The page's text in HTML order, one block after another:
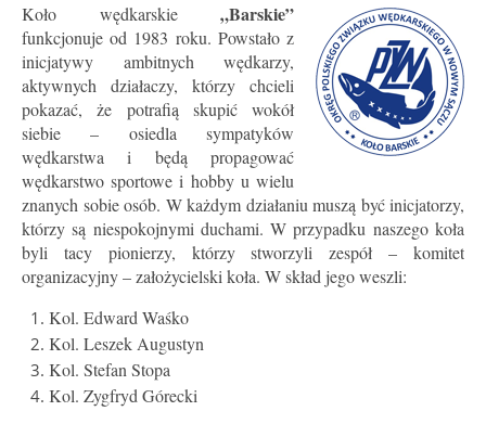
Koło wędkarskie „Barskie”
funkcjonuje od 1983 roku. Powstało z
inicjatywy ambitnych wędkarzy,
aktywnych działaczy, którzy chcieli
pokazać, że potrafią skupić wokół
siebie – osiedla sympatyków
wędkarstwa i będą propagować
wędkarstwo sportowe i hobby u wielu
znanych sobie osób. W każdym działaniu muszą być inicjatorzy,
którzy są niespokojnymi duchami. W przypadku naszego koła
byli tacy pionierzy, którzy stworzyli zespół – komitet
organizacyjny – założycielski koła. W skład jego weszli:
Kol. Edward Waśko
Kol. Leszek Augustyn
Kol. Stefan Stopa
Kol. Zygfryd Górecki